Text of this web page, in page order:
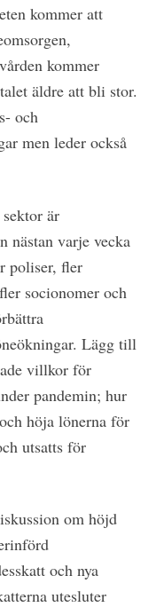
kommer att
kommer
äldre att bli stor.
och
men leder också
är
nästan varje vecka
poliser, fler
socionomer och
Lägg till
villkor för
pandemin; hur
höja lönerna för
utsatts för
om höjd
och nya
utesluter